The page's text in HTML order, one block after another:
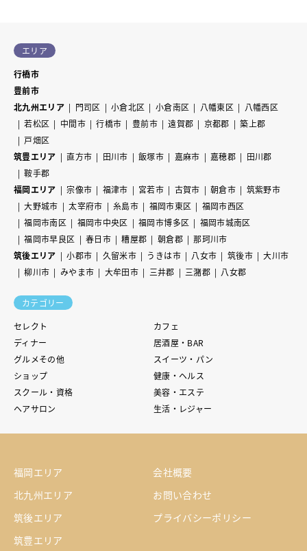
エリア
行橋市
豊前市
北九州エリア
門司区 小倉北区 小倉南区 八幡東区
八幡西区
若松区
中間市 行橋市 豊前市 遠賀郡 京都郡
築上郡
戸畑区
筑豊エリア
直方市 田川市 飯塚市 嘉麻市 嘉穂郡
田川郡
鞍手郡
福岡エリア
宗像市 福津市 宮若市 古賀市 朝倉市
筑紫野市
大野城市
太宰府市 糸島市 福岡市東区
福岡市西区
福岡市南区
福岡市中央区 福岡市博多区
福岡市城南区
福岡市早良区
春日市 糟屋郡 朝倉郡
那珂川市
筑後エリア
小郡市 久留米市 うきは市 八女市 筑後市
大川市
柳川市
みやま市 大牟田市 三井郡 三潴郡 八女郡
カテゴリー
セレクト
カフェ
ディナー
居酒屋・BAR
グルメその他
スイーツ・パン
ショップ
健康・ヘルス
スクール・資格
美容・エステ
ヘアサロン
生活・レジャー
福岡エリア
北九州エリア
筑後エリア
筑豊エリア
会社概要
お問い合わせ
プライバシーポリシー